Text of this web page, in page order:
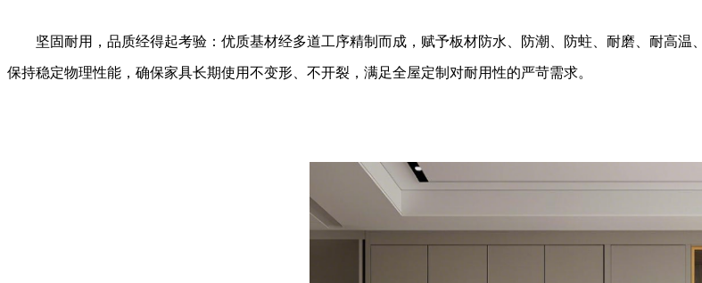
坚固耐用，品质经得起考验：优质基材经多道工序精制而成，赋予板材防水、防潮、防蛀、耐磨、耐高
保持稳定物理性能，确保家具长期使用不变形、不开裂，满足全屋定制对耐用性的严苛需求。